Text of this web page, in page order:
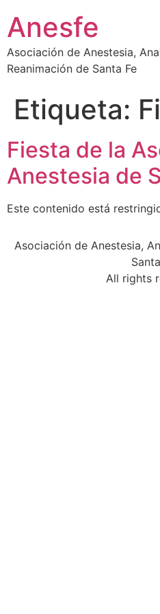
contenido
Anesfe
Asociación de Anestesia,
Reanimación de Santa Fe
Etiqueta:
Fiesta de la
Anestesia de
Este contenido está
Asociación de Anestesia,
All rights